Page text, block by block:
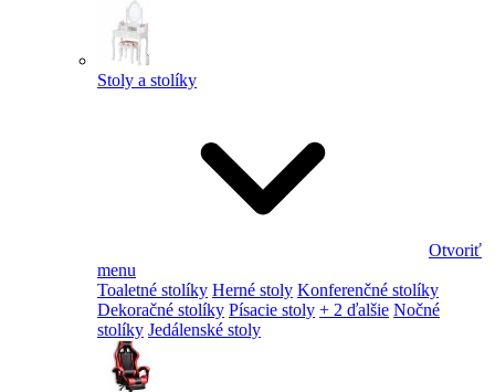
Stoly a stolíky
Otvoriť
menu
Toaletné stolíky Herné stoly Konferenčné stolíky
Dekoračné stolíky Písacie stoly + 2 ďalšie Nočné
stolíky Jedálenské stoly